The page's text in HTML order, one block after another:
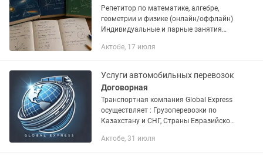
Репетитор по математике, алгебре,
геометрии и физике (онлайн/оффлайн)
Индивидуальные и парные занятия
Мне 19 лет, окончил школу с физико-
Актобе, 17 июля
Услуги автомобильных перевозок
Договорная
Транспортная компания Global Express
осуществляет : Грузоперевозки по
Казахстану и СНГ, Страны Евразийской
отдельной машиной от двери до двери.
Актобе, 31 июля